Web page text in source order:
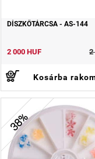
DÍSZKŐTÁRCSA - AS-144
2 000 HUF 2
Kosárba
38%